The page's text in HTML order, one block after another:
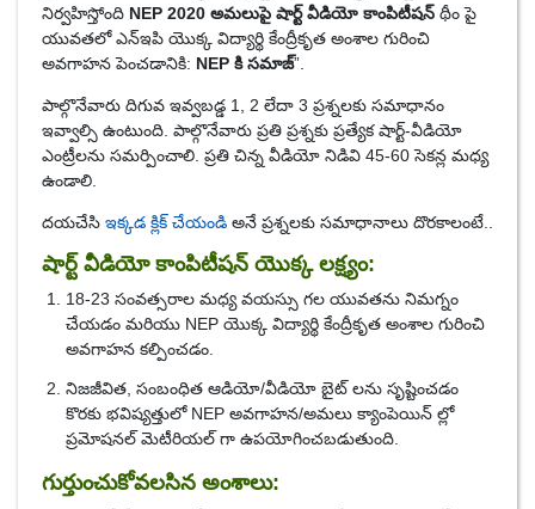
నిర్వహిస్తోంది NEP 2020 అమలుపై షార్ట్ వీడియో కాంపిటీషన్ థీం పై
యువతలో ఎన్ఇపి యొక్క విద్యార్థి కేంద్రీకృత అంశాల గురించి
అవగాహన పెంచడానికి: NEP కి సమాజ్”.
పాల్గొనేవారు దిగువ ఇవ్వబడ్డ 1, 2 లేదా 3 ప్రశ్నలకు సమాధానం
ఇవ్వాల్సి ఉంటుంది. పాల్గొనేవారు ప్రతి ప్రశ్నకు ప్రత్యేక షార్ట్-వీడియో
ఎంట్రీలను సమర్పించాలి. ప్రతి చిన్న వీడియో నిడివి 45-60 సెకన్ల మధ్య
ఉండాలి.
దయచేసి ఇక్కడ క్లిక్ చేయండి అనే ప్రశ్నలకు సమాధానాలు దొరకాలంటే..
షార్ట్ వీడియో కాంపిటీషన్ యొక్క లక్ష్యం:
18-23 సంవత్సరాల మధ్య వయస్సు గల యువతను నిమగ్నం
చేయడం మరియు NEP యొక్క విద్యార్థి కేంద్రీకృత అంశాల గురించి
అవగాహన కల్పించడం.
నిజజీవిత, సంబంధిత ఆడియో/వీడియో బైట్ లను సృష్టించడం
కొరకు భవిష్యత్తులో NEP అవగాహన/అమలు క్యాంపెయిన్ ల్లో
ప్రమోషనల్ మెటీరియల్ గా ఉపయోగించబడుతుంది.
గుర్తుంచుకోవలసిన అంశాలు: